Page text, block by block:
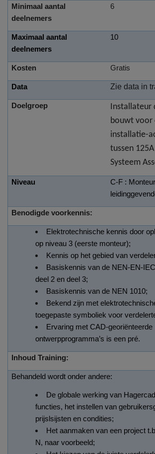
Minimaal aantal
deelnemers
6
Maximaal aantal
deelnemers
10
Kosten Gratis
Data Zie data in
Doelgroep
Installateur
bouwt voor
installatie-
tussen
Systeem
Niveau
C-F :
Benodigde voorkennis:
Elektrotechnische kennis door
op niveau 3 (eerste monteur);
Kennis op het gebied van
Basiskennis van de NEN-EN-
deel 2 en deel 3;
Basiskennis van de NEN 1010;
Bekend zijn met
toegepaste symboliek voor
Ervaring met CAD-georiënteerde
ontwerpprogramma’s is een pré.
Inhoud Training:
Behandeld wordt onder andere:
De globale werking van
functies, het instellen van
prijslsijsten en condities;
Het aanmaken van een project
N, naar voorbeeld;